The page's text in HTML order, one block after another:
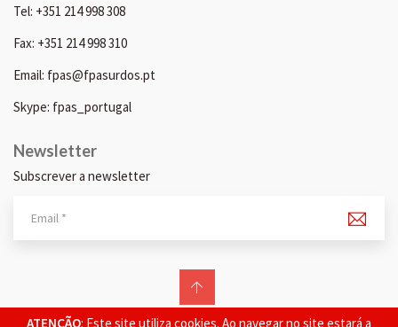
ATENÇÃO: Este site utiliza cookies. Ao navegar no site estará a
Tel: +351 214 998 308
Fax: +351 214 998 310
Email: fpas@fpasurdos.pt
Skype: fpas_portugal
Newsletter
Subscrever a newsletter
© 2026 FPAS. Todos os direitos reservados.